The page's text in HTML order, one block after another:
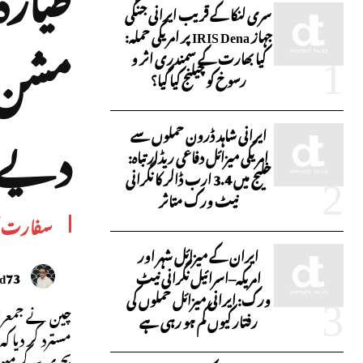
سری لنکا کے قریب ایرانی جنگی
جہاز IRIS Dena پر امریکی حملہ:
کیا بھارت کے سمندری اثر و
رسوخ کو چیلنج کیا گیا؟
ایرانی شاہد ڈرون حملوں سے
امریکی میزائل دفاعی ریڈار تباہ:
خلیج میں 3.4 ارب ڈالر کا نگرانی
نیٹ ورک متاثر
ایران کے میزائل شہر اور
امریکہ–اسرائیل نگرانی نیٹ
ورک: ایرانی میزائل حملوں کی
رفتار کیوں کم ہو رہی ہے
چین نے
مسترد کر